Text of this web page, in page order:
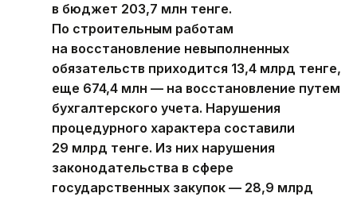
в бюджет 203,7 млн тенге.
По строительным работам
на восстановление невыполненных
обязательств приходится 13,4 млрд тенге,
еще 674,4 млн — на восстановление путем
бухгалтерского учета. Нарушения
процедурного характера составили
29 млрд тенге. Из них нарушения
законодательства в сфере
государственных закупок — 28,9 млрд